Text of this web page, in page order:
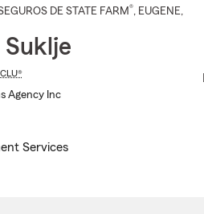
DE STATE FARM®, EUGENE,
Suklje
CLU®
Agency Inc
Services